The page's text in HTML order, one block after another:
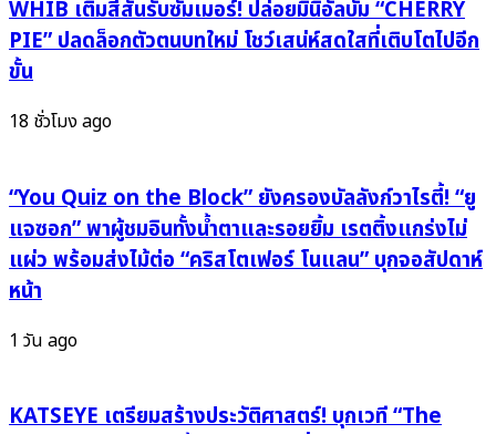
เจอ
คน
ที่
กว่า)”
แต่
อกหัก
เจ็บ
ลึก
ทุก
กลับ
มา
สะกด
ใจ
อีก
เสียง
ใหม่
ที่
สวยงาม
แต่
เจ็บ
ลึก
แทบ
WHIB เติมสีสันรับซัมเมอร์! ปล่อยมินิอัลบั้ม “CHERRY
PIE” ปลดล็อกตัวตนบทใหม่ โชว์เสน่ห์สดใสที่เติบโตไปอีก
ขั้น
18 ชั่วโมง ago
“You Quiz on the Block” ยังครองบัลลังก์วาไรตี้! “ยู
แจซอก” พาผู้ชมอินทั้งน้ำตาและรอยยิ้ม เรตติ้งแกร่งไม่
แผ่ว พร้อมส่งไม้ต่อ “คริสโตเฟอร์ โนแลน” บุกจอสัปดาห์
หน้า
1 วัน ago
KATSEYE เตรียมสร้างประวัติศาสตร์! บุกเวที “The